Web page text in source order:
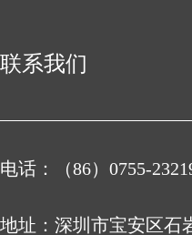
电话：（86）0755-
联系我们
地址： 深圳市宝安区石